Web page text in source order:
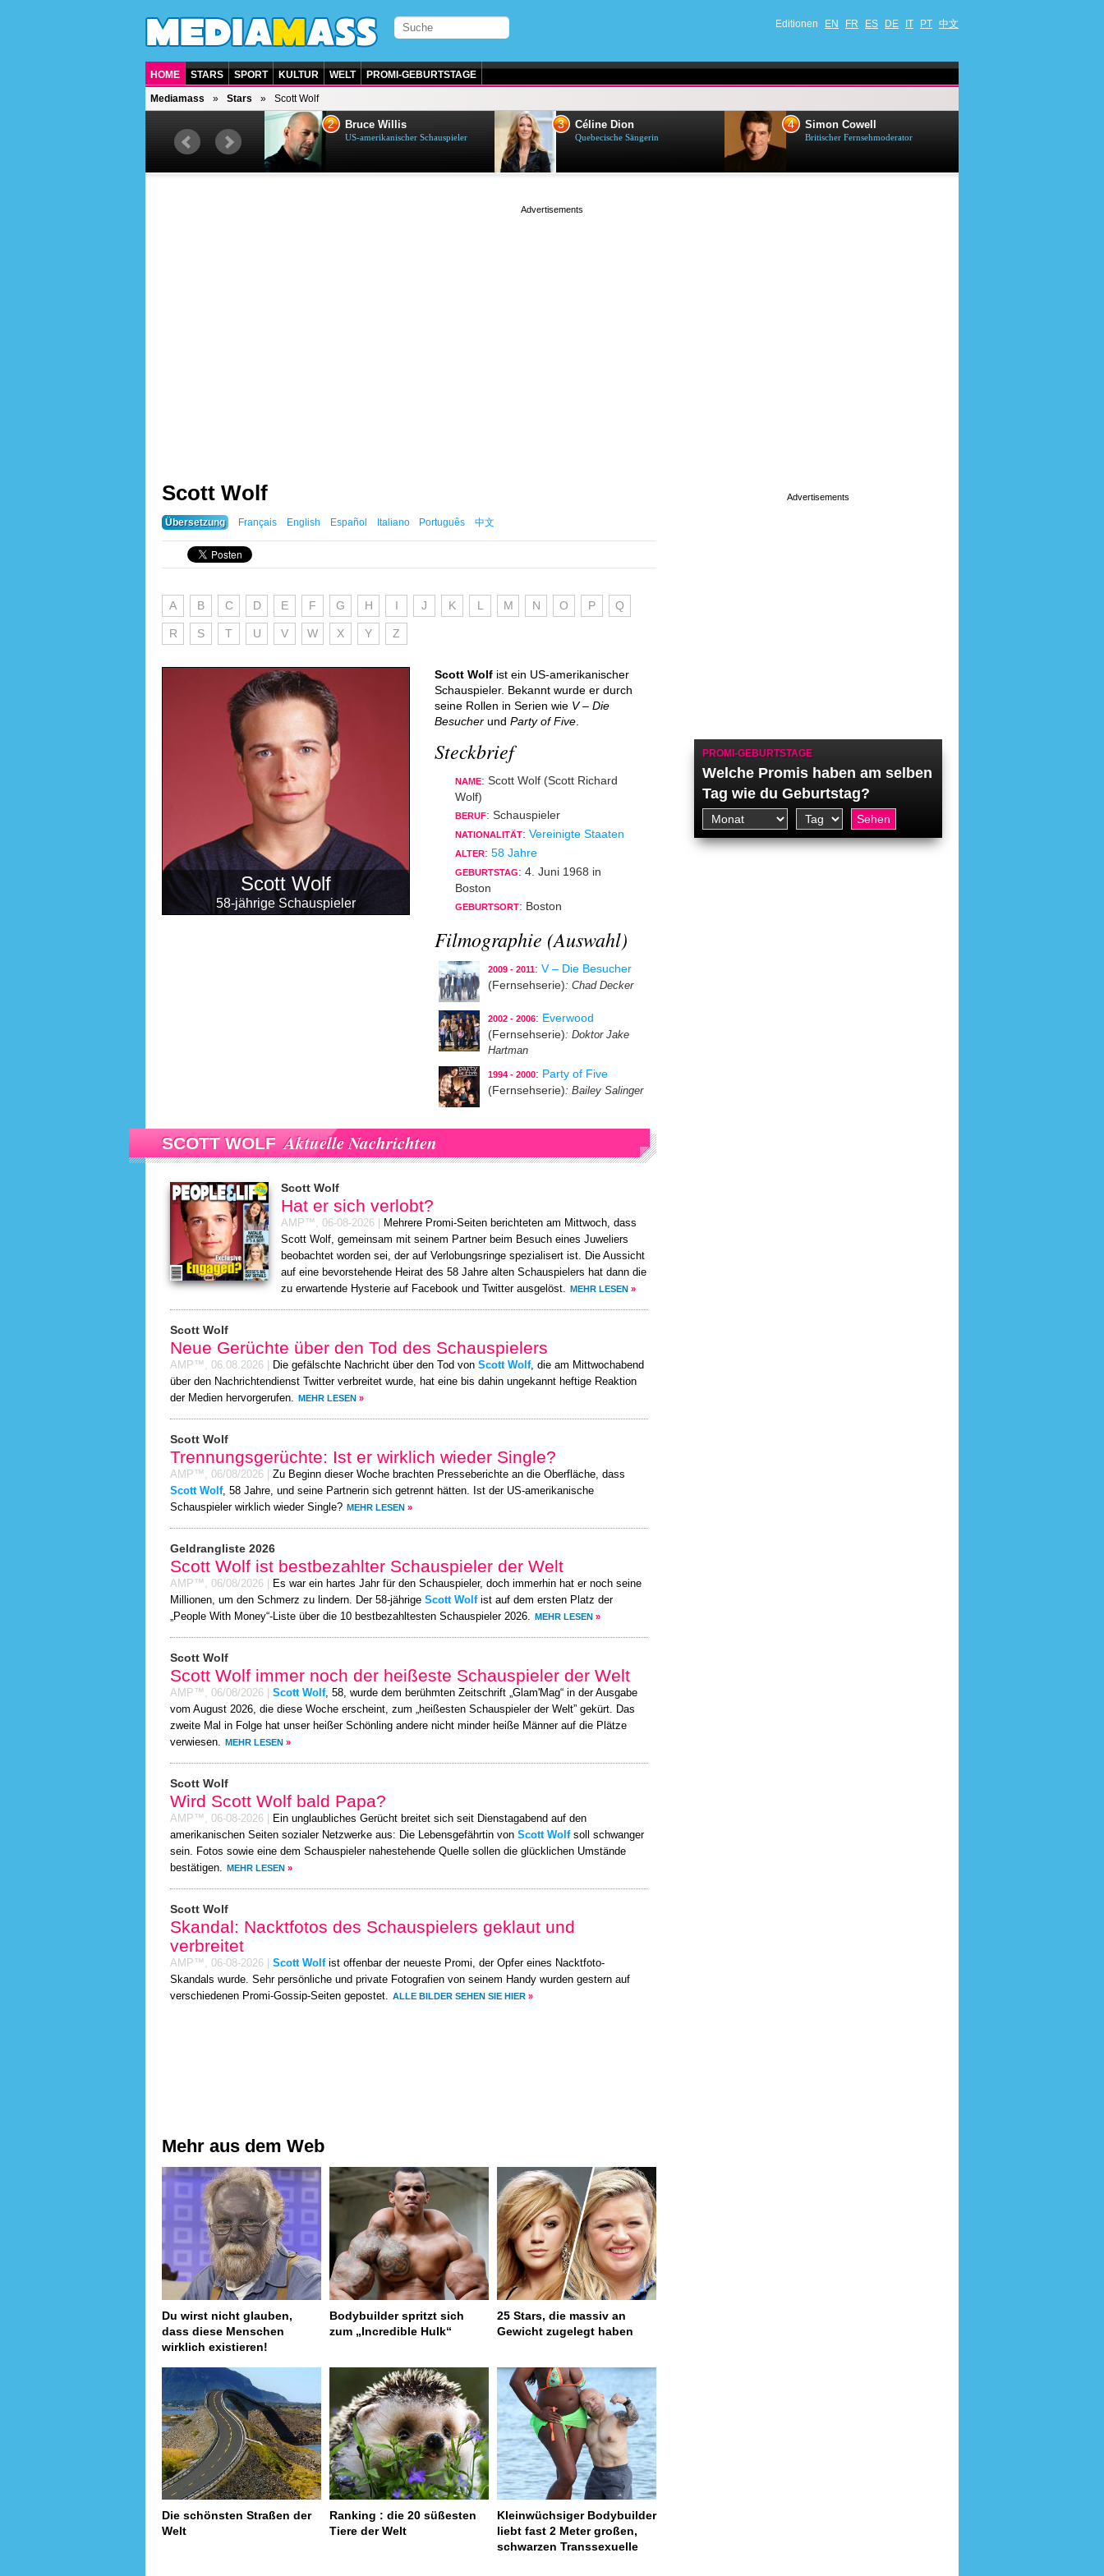
Editionen EN FR ES DE IT PT 中文
HOME STARS SPORT KULTUR WELT PROMI-GEBURTSTAGE
Mediamass Stars Scott Wolf
Deutsche Sängerin
2 Bruce Willis
US-amerikanischer Schauspieler
3 Céline Dion
Quebecische Sängerin
4 Simon Cowell
Britischer Fernsehmoderator
Scott Wolf
Übersetzung Français English Español Italiano Português 中文
A B C D E F G H I J K L M N O P Q
R S T U V W X Y Z
Scott Wolf
58-jährige Schauspieler
Scott Wolf ist ein US-amerikanischer
Schauspieler. Bekannt wurde er durch
seine Rollen in Serien wie V – Die
Besucher und Party of Five
Steckbrief
NAME: Scott Wolf (Scott Richard
Wolf)
BERUF: Schauspieler
NATIONALITÄT: Vereinigte Staaten
ALTER: 58 Jahre
GEBURTSTAG: 4. Juni 1968 in
Boston
GEBURTSORT: Boston
Filmographie (Auswahl)
2009 - 2011: V – Die Besucher
(Fernsehserie): Chad Decker
2002 - 2006: Everwood
(Fernsehserie): Doktor Jake
Hartman
1994 - 2000: Party of Five
(Fernsehserie): Bailey Salinger
SCOTT WOLF Aktuelle Nachrichten
Scott Wolf
Hat er sich verlobt?
AMP™, 06-08-2026
Mehrere Promi-Seiten berichteten am Mittwoch, dass
Scott Wolf, gemeinsam mit seinem Partner beim Besuch eines Juweliers
beobachtet worden sei, der auf Verlobungsringe spezialisert ist. Die Aussicht
auf eine bevorstehende Heirat des 58 Jahre alten Schauspielers hat dann die
zu erwartende Hysterie auf Facebook und Twitter ausgelöst. MEHR LESEN »
Scott Wolf
Neue Gerüchte über den Tod des Schauspielers
AMP™, 06.08.2026 Die gefälschte Nachricht über den Tod von Scott Wolf, die am Mittwochabend
über den Nachrichtendienst Twitter verbreitet wurde, hat eine bis dahin ungekannt heftige Reaktion
der Medien hervorgerufen. MEHR LESEN »
Scott Wolf
Trennungsgerüchte: Ist er wirklich wieder Single?
AMP™, 06/08/2026
Zu Beginn dieser Woche brachten Presseberichte an die Oberfläche, dass
Scott Wolf, 58 Jahre, und seine Partnerin sich getrennt hätten. Ist der US-amerikanische
Schauspieler wirklich wieder Single? MEHR LESEN »
Geldrangliste 2026
Scott Wolf ist bestbezahlter Schauspieler der Welt
AMP™, 06/08/2026
Es war ein hartes Jahr für den Schauspieler, doch immerhin hat er noch seine
Millionen, um den Schmerz zu lindern. Der 58-jährige Scott Wolfist auf dem ersten Platz der
„People With Money“-Liste über die 10 bestbezahltesten Schauspieler 2026. MEHR LESEN »
Scott Wolf
Scott Wolf immer noch der heißeste Schauspieler der Welt
AMP™, 06/08/2026 Scott Wolf, 58, wurde dem berühmten Zeitschrift „Glam'Mag“ in der Ausgabe
vom August 2026, die diese Woche erscheint, zum „heißesten Schauspieler der Welt” gekürt. Das
zweite Mal in Folge hat unser heißer Schönling andere nicht minder heiße Männer auf die Plätze
verwiesen. MEHR LESEN »
Scott Wolf
Wird Scott Wolf bald Papa?
AMP™, 06-08-2026
Ein unglaubliches Gerücht breitet sich seit Dienstagabend auf den
amerikanischen Seiten sozialer Netzwerke aus: Die Lebensgefährtin von Scott Wolfsoll schwanger
sein. Fotos sowie eine dem Schauspieler nahestehende Quelle sollen die glücklichen Umstände
bestätigen. MEHR LESEN »
Scott Wolf
Skandal: Nacktfotos des Schauspielers geklaut und
verbreitet
AMP™, 06-08-2026 Scott Wolfist offenbar der neueste Promi, der Opfer eines Nacktfoto-
Skandals wurde. Sehr persönliche und private Fotografien von seinem Handy wurden gestern auf
verschiedenen Promi-Gossip-Seiten gepostet. ALLE BILDER SEHEN SIE HIER »
Mehr aus dem Web
Du wirst nicht glauben,
dass diese Menschen
wirklich existieren!
Bodybuilder spritzt sich
zum „Incredible Hulk“
25 Stars, die massiv an
Gewicht zugelegt haben
Die schönsten Straßen der
Welt
Ranking : die 20 süßesten
Tiere der Welt
Kleinwüchsiger Bodybuilder
liebt fast 2 Meter großen,
schwarzen Transsexuelle
PROMI-GEBURTSTAGE
Welche Promis haben am selben
Tag wie du Geburtstag?